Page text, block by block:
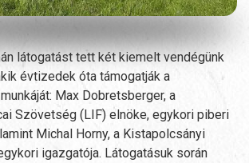
látogatást tett két kiemelt vendégünk
évtizedek óta támogatják a
Max Dobretsberger, a
Szövetség (LIF) elnöke, egykori piberi
Michal Horny, a Kistapolcsányi
igazgatója. Látogatásuk során